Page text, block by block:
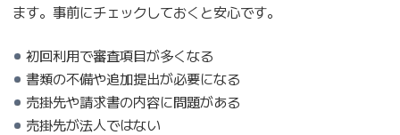
ます。事前にチェックしておくと安心です。
初回利用で審査項目が多くなる
書類の不備や追加提出が必要になる
売掛先や請求書の内容に問題がある
売掛先が法人ではない